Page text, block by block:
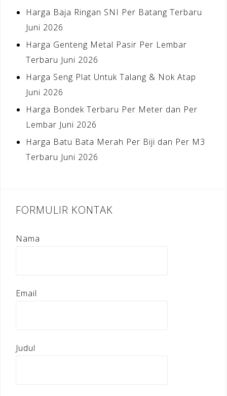
Harga Baja Ringan SNI Per Batang Terbaru
Juni 2026
Harga Genteng Metal Pasir Per Lembar
Terbaru Juni 2026
Harga Seng Plat Untuk Talang & Nok Atap
Juni 2026
Harga Bondek Terbaru Per Meter dan Per
Lembar Juni 2026
Harga Batu Bata Merah Per Biji dan Per M3
Terbaru Juni 2026
FORMULIR KONTAK
Nama
Email
Judul